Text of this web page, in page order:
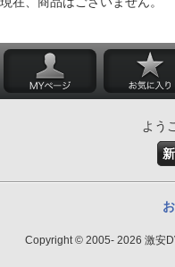
よう
Copyright © 2005- 2026 激安